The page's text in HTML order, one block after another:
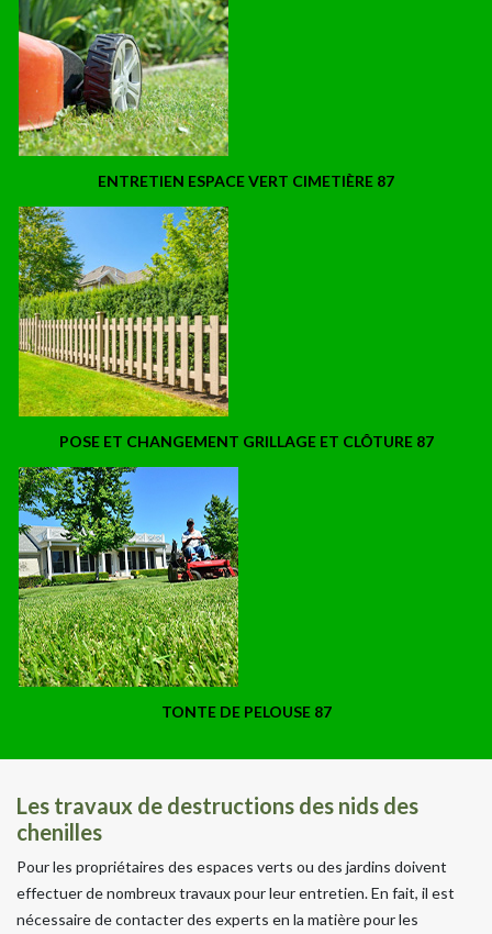
ENTRETIEN ESPACE VERT CIMETIÈRE 87
POSE ET CHANGEMENT GRILLAGE ET CLÔTURE 87
TONTE DE PELOUSE 87
Les travaux de destructions des nids des
chenilles
Pour les propriétaires des espaces verts ou des jardins doivent
effectuer de nombreux travaux pour leur entretien. En fait, il est
nécessaire de contacter des experts en la matière pour les